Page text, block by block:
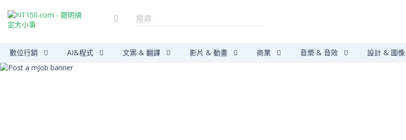
數位行銷 AI&程式 文案 & 翻譯 影片 & 動畫 商業 音樂 & 音效 設計 & 圖像